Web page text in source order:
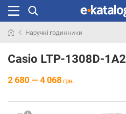
раніше
Наручні годинники
Casio LTP-1308D-1A2
2 680 — 4 068 грн.